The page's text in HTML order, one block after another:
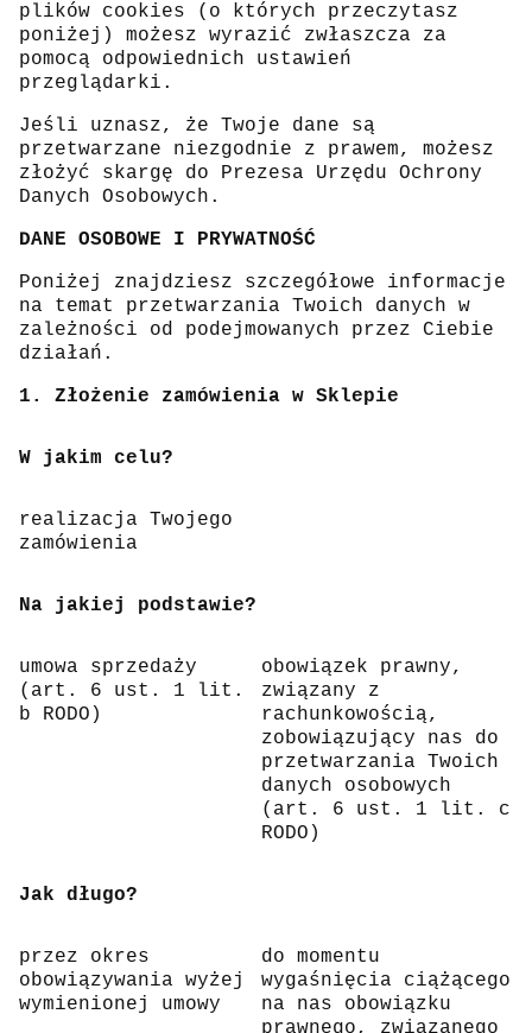
plików cookies (o których przeczytasz
poniżej) możesz wyrazić zwłaszcza za
pomocą odpowiednich ustawień
przeglądarki.
Jeśli uznasz, że Twoje dane są
przetwarzane niezgodnie z prawem, możesz
złożyć skargę do Prezesa Urzędu Ochrony
Danych Osobowych.
DANE OSOBOWE I PRYWATNOŚĆ
Poniżej znajdziesz szczegółowe informacje
na temat przetwarzania Twoich danych w
zależności od podejmowanych przez Ciebie
działań.
1. Złożenie zamówienia w Sklepie
W jakim celu?
realizacja Twojego
zamówienia
Na jakiej podstawie?
umowa sprzedaży
(art. 6 ust. 1 lit.
b RODO)
obowiązek prawny,
związany z
rachunkowością,
zobowiązujący nas do
przetwarzania Twoich
danych osobowych
(art. 6 ust. 1 lit. c
RODO)
Jak długo?
przez okres
obowiązywania wyżej
wymienionej umowy
do momentu
wygaśnięcia ciążącego
na nas obowiązku
prawnego, związanego